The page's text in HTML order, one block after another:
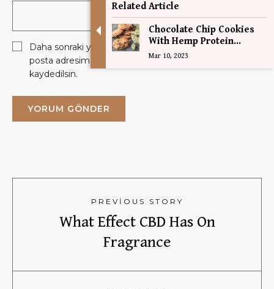
Daha sonraki yorumlarımda kullanılması için adım, e-
posta adresim ve site adresim bu tarayıcıya
kaydedilsin.
PREVIOUS STORY
What Effect CBD Has On
Fragrance
Related Article
Chocolate Chip Cookies
With Hemp Protein...
Mar 10, 2023